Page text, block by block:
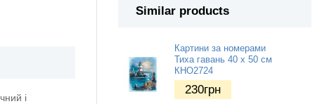
і
Similar products
Картини за номерами
Тиха гавань 40 х 50 см
КНО2724
230грн